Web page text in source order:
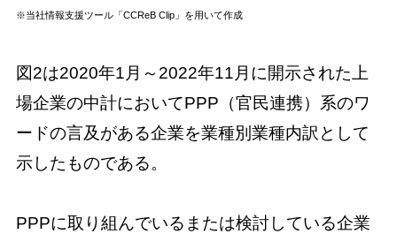
※当社情報支援ツール「CCReB Clip」を用いて作成
図2は2020年1月～2022年11月に開示された上
場企業の中計においてPPP（官民連携）系のワ
ードの言及がある企業を業種別業種内訳として
示したものである。
PPPに取り組んでいるまたは検討している企業